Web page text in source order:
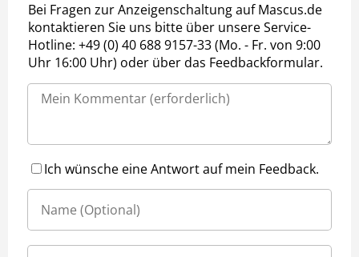
Bei Fragen zur Anzeigenschaltung auf Mascus.de
kontaktieren Sie uns bitte über unsere Service-
Hotline: +49 (0) 40 688 9157-33 (Mo. - Fr. von 9:00
Uhr 16:00 Uhr) oder über das Feedbackformular.
Ich wünsche eine Antwort auf mein Feedback.